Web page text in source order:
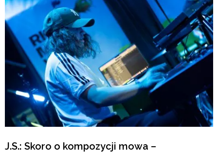
J.S.: Skoro o kompozycji mowa –